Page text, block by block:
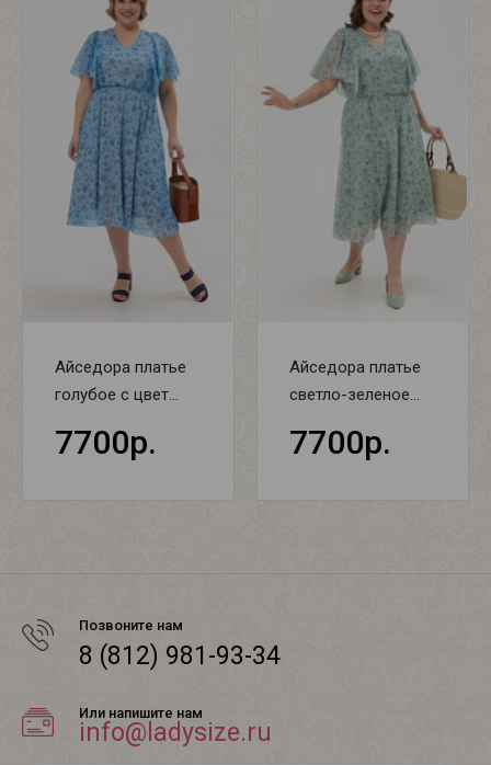
Айседора платье
голубое с цвет...
7700р.
Айседора платье
светло-зеленое...
7700р.
Позвоните нам
8 (812) 981-93-34
Или напишите нам
info@ladysize.ru